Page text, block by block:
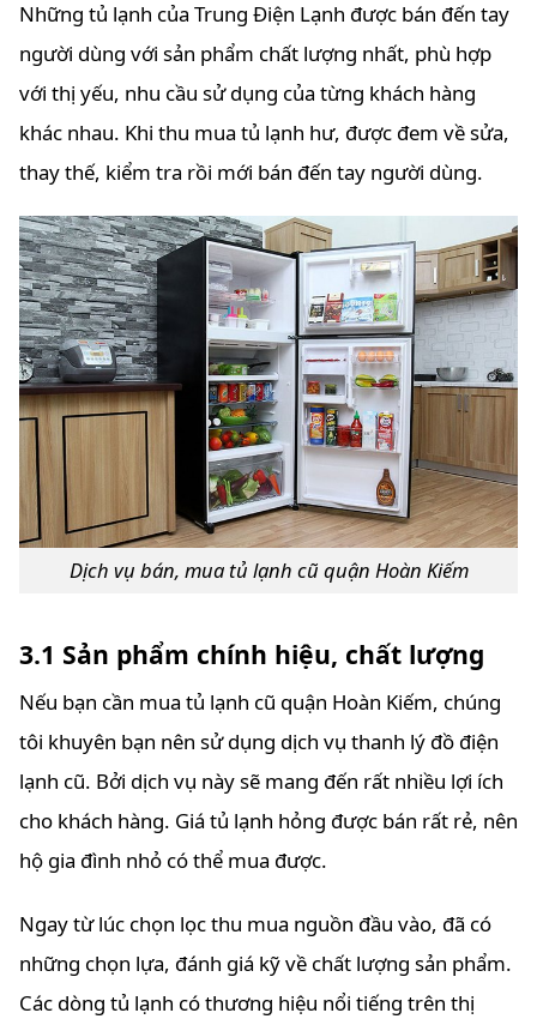
Những tủ lạnh của Trung Điện Lạnh được bán đến tay
người dùng với sản phẩm chất lượng nhất, phù hợp
với thị yếu, nhu cầu sử dụng của từng khách hàng
khác nhau. Khi thu mua tủ lạnh hư, được đem về sửa,
thay thế, kiểm tra rồi mới bán đến tay người dùng.
Dịch vụ bán, mua tủ lạnh cũ quận Hoàn Kiếm
3.1 Sản phẩm chính hiệu, chất lượng
Nếu bạn cần mua tủ lạnh cũ quận Hoàn Kiếm, chúng
tôi khuyên bạn nên sử dụng dịch vụ thanh lý đồ điện
lạnh cũ. Bởi dịch vụ này sẽ mang đến rất nhiều lợi ích
cho khách hàng. Giá tủ lạnh hỏng được bán rất rẻ, nên
hộ gia đình nhỏ có thể mua được.
Ngay từ lúc chọn lọc thu mua nguồn đầu vào, đã có
những chọn lựa, đánh giá kỹ về chất lượng sản phẩm.
Các dòng tủ lạnh có thương hiệu nổi tiếng trên thị